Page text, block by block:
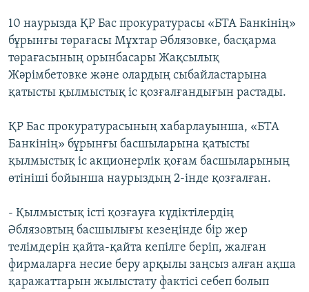
10 наурызда ҚР Бас прокуратурасы «БТА Банкінің»
бұрынғы төрағасы Мұхтар Әблязовке, басқарма
төрағасының орынбасары Жақсылық
Жәрімбетовке және олардың сыбайластарына
қатысты қылмыстық іс қозғалғандығын растады.
ҚР Бас прокуратурасының хабарлауынша, «БТА
Банкінің» бұрынғы басшыларына қатысты
қылмыстық іс акционерлік қоғам басшыларының
өтініші бойынша наурыздың 2-інде қозғалған.
- Қылмыстық істі қозғауға күдіктілердің
Әблязовтың басшылығы кезеңінде бір жер
телімдерін қайта-қайта кепілге беріп, жалған
фирмаларға несие беру арқылы заңсыз алған ақша
қаражаттарын жылыстату фактісі себеп болып